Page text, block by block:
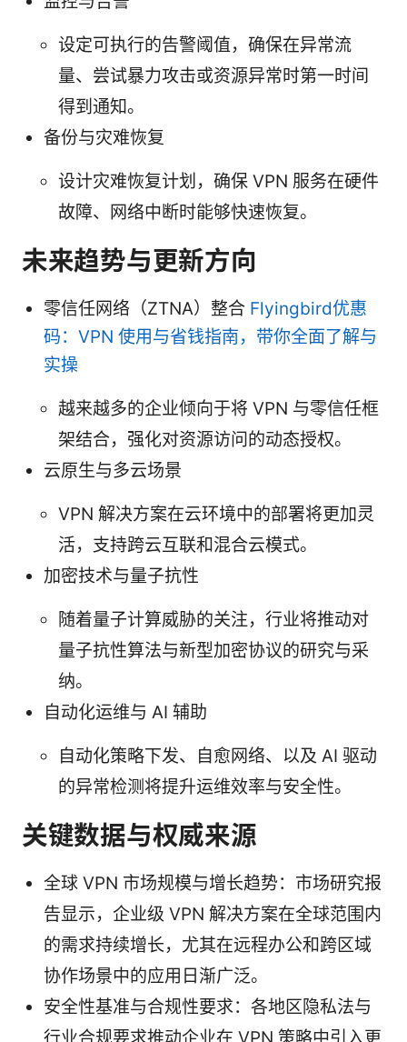
设定可执行的告警阈值，确保在异常流
量、尝试暴力攻击或资源异常时第一时间
得到通知。
备份与灾难恢复
设计灾难恢复计划，确保 VPN 服务在硬件
故障、网络中断时能够快速恢复。
未来趋势与更新方向
零信任网络（ZTNA）整合 Flyingbird优惠
码：VPN 使用与省钱指南，带你全面了解与
实操
越来越多的企业倾向于将 VPN 与零信任框
架结合，强化对资源访问的动态授权。
云原生与多云场景
VPN 解决方案在云环境中的部署将更加灵
活，支持跨云互联和混合云模式。
加密技术与量子抗性
随着量子计算威胁的关注，行业将推动对
量子抗性算法与新型加密协议的研究与采
纳。
自动化运维与 AI 辅助
自动化策略下发、自愈网络、以及 AI 驱动
的异常检测将提升运维效率与安全性。
关键数据与权威来源
全球 VPN 市场规模与增长趋势：市场研究报
告显示，企业级 VPN 解决方案在全球范围内
的需求持续增长，尤其在远程办公和跨区域
协作场景中的应用日渐广泛。
安全性基准与合规性要求：各地区隐私法与